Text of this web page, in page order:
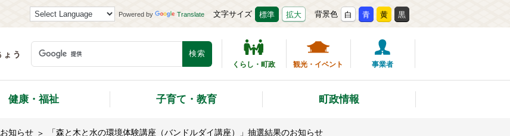
Powered by Translate 文字サイズ 標準 拡大 背景色 白 青 黄 黒
くらし・町政 観光・イベント 事業者
健康・福祉 子育て・教育 町政情報
お知らせ 「森と木と水の環境体験講座（バンドルダイ講座）」抽選結果のお知らせ